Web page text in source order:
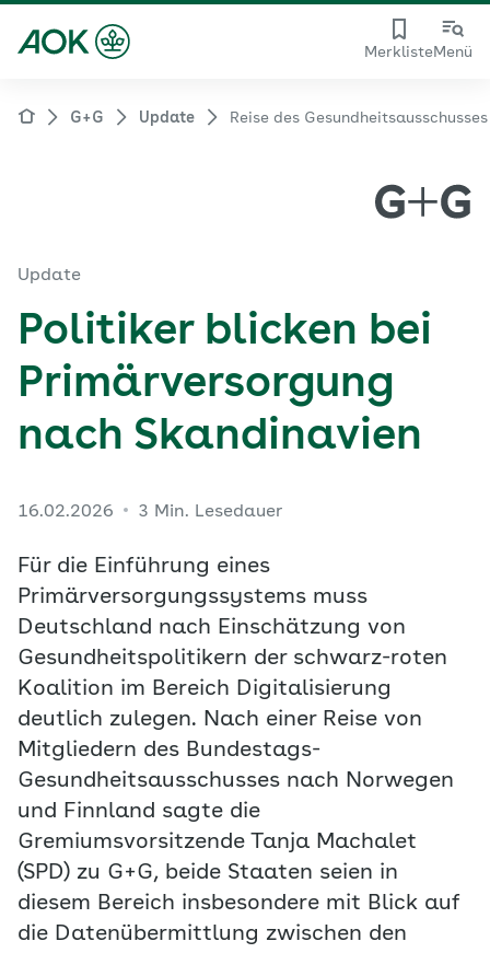
MerklisteMenü
G+G Update Reise des Gesundheitsausschusses
Update
Politiker blicken bei
Primärversorgung
nach Skandinavien
16.02.2026 3 Min. Lesedauer
Für die Einführung eines
Primärversorgungssystems muss
Deutschland nach Einschätzung von
Gesundheitspolitikern der schwarz-roten
Koalition im Bereich Digitalisierung
deutlich zulegen. Nach einer Reise von
Mitgliedern des Bundestags-
Gesundheitsausschusses nach Norwegen
und Finnland sagte die
Gremiumsvorsitzende Tanja Machalet
(SPD) zu G+G, beide Staaten seien in
diesem Bereich insbesondere mit Blick auf
die Datenübermittlung zwischen den